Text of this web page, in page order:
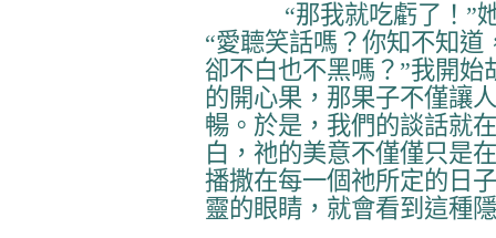
“那我就吃虧了！”
“愛聼笑話嗎？你知不知
卻不白也不黑嗎？”我開
的開心果，那果子不僅讓
暢。於是，我們的談話就
白，祂的美意不僅僅只是
播撒在每一個祂所定的日
靈的眼睛，就會看到這種